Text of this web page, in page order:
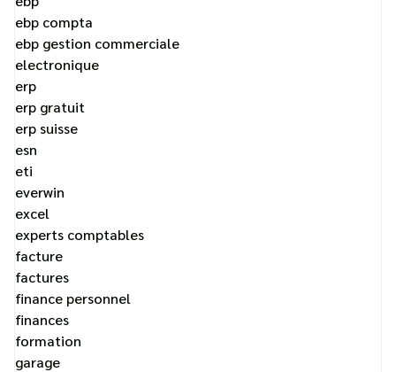
ebp compta
ebp gestion commerciale
electronique
erp
erp gratuit
erp suisse
esn
eti
everwin
excel
experts comptables
facture
factures
finance personnel
finances
formation
garage